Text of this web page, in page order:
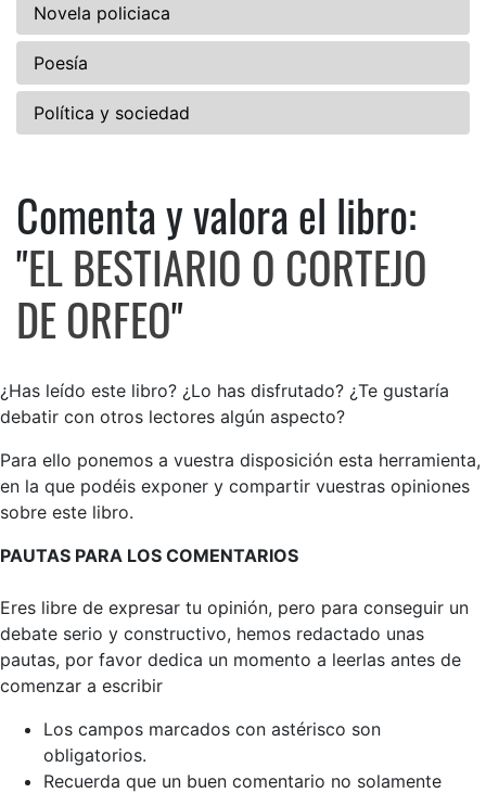
Novela policiaca
Poesía
Política y sociedad
Comenta y valora el libro: EL
Comenta y valora el libro:
"EL BESTIARIO O CORTEJO
DE ORFEO"
¿Has leído este libro? ¿Lo has disfrutado? ¿Te gustaría
debatir con otros lectores algún aspecto?
Para ello ponemos a vuestra disposición esta herramienta,
en la que podéis exponer y compartir vuestras opiniones
sobre este libro.
PAUTAS PARA LOS COMENTARIOS
Eres libre de expresar tu opinión, pero para conseguir un
debate serio y constructivo, hemos redactado unas
pautas, por favor dedica un momento a leerlas antes de
comenzar a escribir
Los campos marcados con astérisco son
obligatorios.
Recuerda que un buen comentario no solamente